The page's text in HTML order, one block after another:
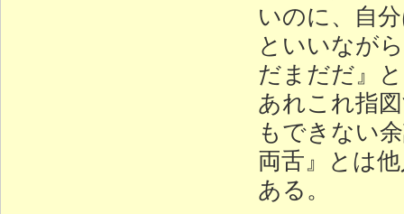
いのに、自
といいなが
だまだだ』
あれこれ指
もできない
両舌』とは
ある。